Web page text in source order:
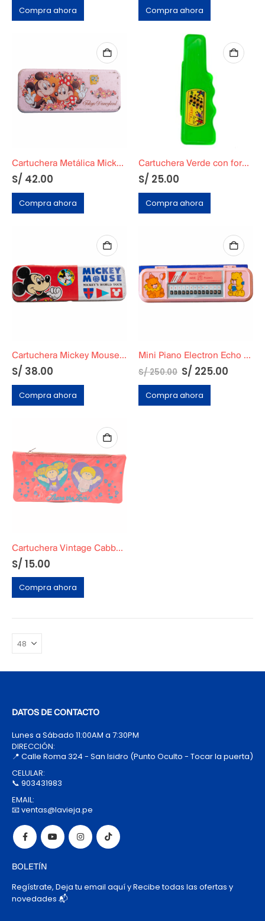
Compra ahora Compra ahora
Cartuchera Metálica Mickey y Minnie Original
S/ 42.00
Compra ahora
Cartuchera Verde con forma de Guitarra
S/ 25.00
Compra ahora
Cartuchera Mickey Mouse Metálica
S/ 38.00
Compra ahora
Mini Piano Electron Echo Funcional + Cartuchera
S/250.00 S/ 225.00
Compra ahora
Cartuchera Vintage Cabbage Original
S/ 15.00
Compra ahora
DATOS DE CONTACTO
Lunes a Sábado 11:00AM a 7:30PM
DIRECCIÓN:
📍 Calle Roma 324 - San Isidro (Punto Oculto - Tocar la puerta)
CELULAR:
📞 903431983
EMAIL:
📧 ventas@lavieja.pe
BOLETÍN
Regístrate, Deja tu email aquí y Recibe todas las ofertas y
novedades 📬